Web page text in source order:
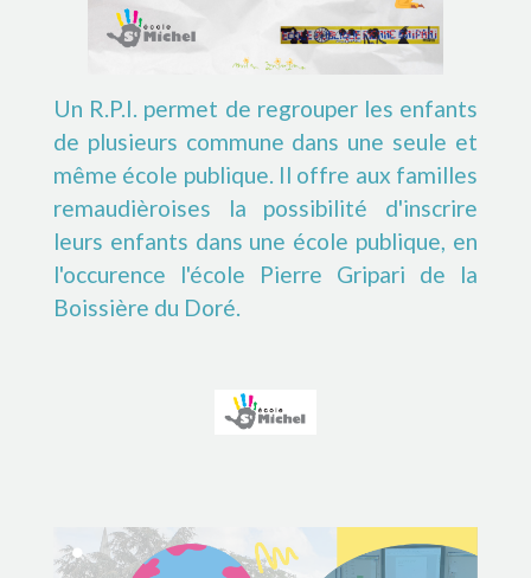
Un R.P.I. permet de regrouper les enfants
de plusieurs commune dans une seule et
même école publique. Il offre aux familles
remaudièroises la possibilité d'inscrire
leurs enfants dans une école publique, en
l'occurence l'école Pierre Gripari de la
Boissière du Doré.